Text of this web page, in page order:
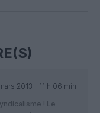
2013 - 11 h 06 min
! Le